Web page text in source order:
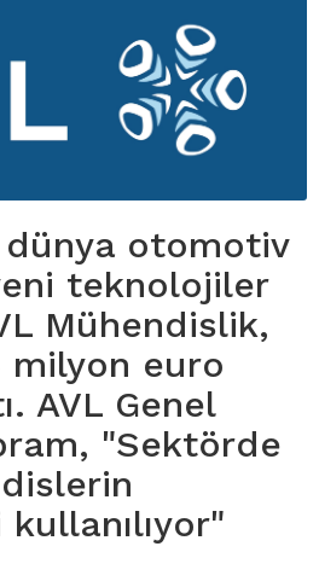
dünya otomotiv
teknolojiler
Mühendislik,
milyon euro
AVL Genel
"Sektörde